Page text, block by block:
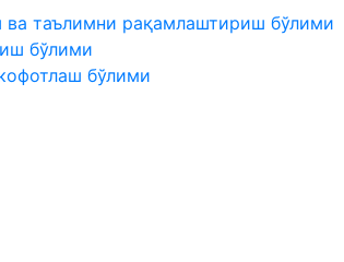
таълимни рақамлаштириш бўлими
бўлими
бўлими